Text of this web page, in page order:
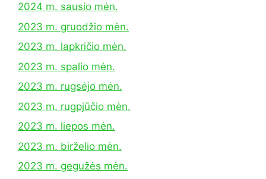
2024 m. sausio mėn.
2023 m. gruodžio mėn.
2023 m. lapkričio mėn.
2023 m. spalio mėn.
2023 m. rugsėjo mėn.
2023 m. rugpjūčio mėn.
2023 m. liepos mėn.
2023 m. birželio mėn.
2023 m. gegužės mėn.